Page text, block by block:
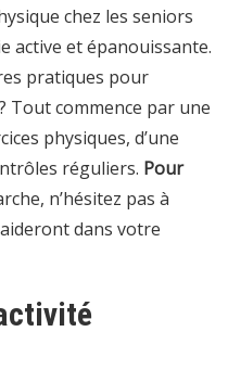
chez les seniors
active et épanouissante.
pratiques pour
Tout commence par une
physiques, d’une
réguliers. Pour
n’hésitez pas à
dans votre